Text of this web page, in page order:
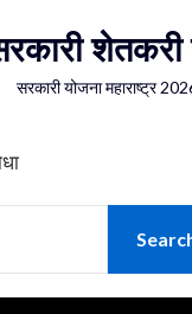
शेतकरी
सरकारी योजना महाराष्ट्र